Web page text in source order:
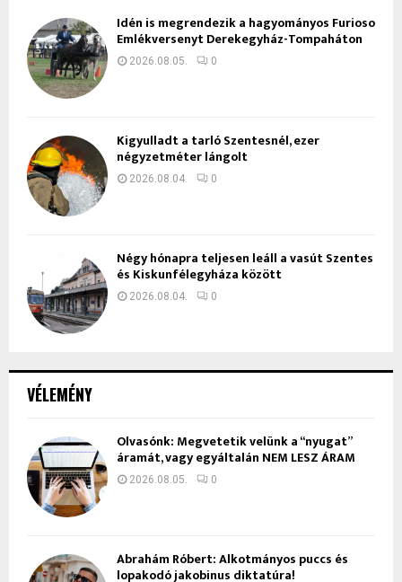
VÉLEMÉNY
Olvasónk: Megvetetik velünk a “nyugat”
áramát, vagy egyáltalán NEM LESZ ÁRAM
2026.08.05. 0
Ábrahám Róbert: Alkotmányos puccs és
lopakodó jakobinus diktatúra!
Idén is megrendezik a hagyományos Furioso
Emlékversenyt Derekegyház-Tompaháton
2026.08.05. 0
Kigyulladt a tarló Szentesnél, ezer
négyzetméter lángolt
2026.08.04. 0
Négy hónapra teljesen leáll a vasút Szentes
és Kiskunfélegyháza között
2026.08.04. 0